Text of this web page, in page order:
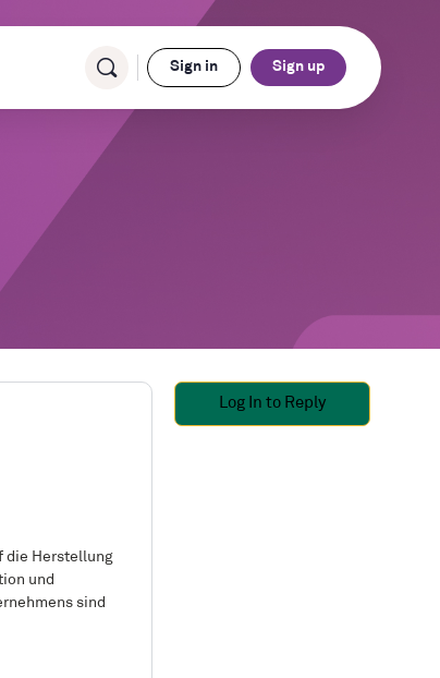
Sign in Sign up
die Herstellung
und
sind
Log In to Reply